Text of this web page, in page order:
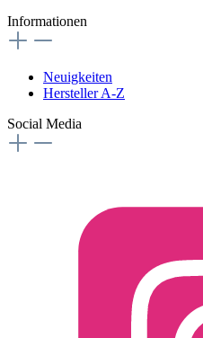
Informationen
Neuigkeiten
Hersteller A-Z
Social Media